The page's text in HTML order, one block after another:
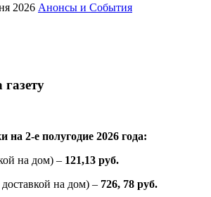
2026 Анонсы и События
на 2-е полугодие 2026 года:
на дом) – 121,13 руб.
на дом) – 726, 78 руб.